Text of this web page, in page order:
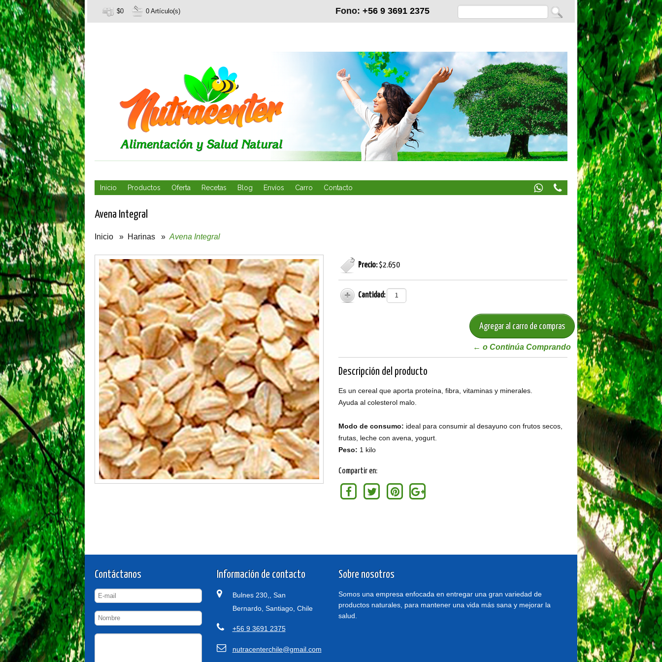
Fono: +56 9 3691 2375
$0 0 Artículo(s)
Inicio Productos Oferta Recetas Blog Envíos Carro Contacto
Avena Integral
Inicio » Harinas » Avena Integral
Precio:$2.650
Cantidad:
← o Continúa Comprando
Descripción del producto
Es un cereal que aporta proteína, fibra, vitaminas y minerales.
Ayuda al colesterol malo.
Modo de consumo: ideal para consumir al desayuno con frutos secos,
frutas, leche con avena, yogurt.
Peso: 1 kilo
Compartir en:
Contáctanos Información de contacto
Bulnes 230,, San
Bernardo, Santiago, Chile
+56 9 3691 2375
nutracenterchile@gmail.com
Sobre nosotros
Somos una empresa enfocada en entregar una gran variedad de
productos naturales, para mantener una vida más sana y mejorar la
salud.